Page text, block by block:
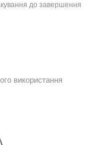
до завершення
використання